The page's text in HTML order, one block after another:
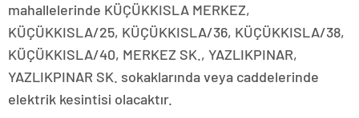
mahallelerinde KÜÇÜKKISLA MERKEZ,
KÜÇÜKKISLA/25, KÜÇÜKKISLA/36, KÜÇÜKKISLA/38,
KÜÇÜKKISLA/40, MERKEZ SK., YAZLIKPINAR,
YAZLIKPINAR SK. sokaklarında veya caddelerinde
elektrik kesintisi olacaktır.